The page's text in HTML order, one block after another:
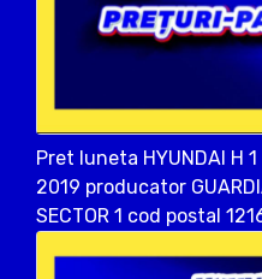
Pret luneta HYUNDAI H
2019 producator
SECTOR 1 cod postal